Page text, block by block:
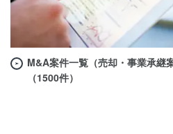
M&A案件一覧（売却・事業承継
（1500件）